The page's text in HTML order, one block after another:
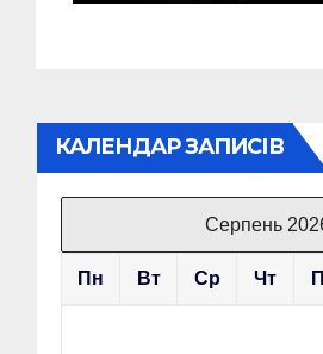
КАЛЕНДАР ЗАПИСІВ
Серпень
Пн Вт Ср Чт